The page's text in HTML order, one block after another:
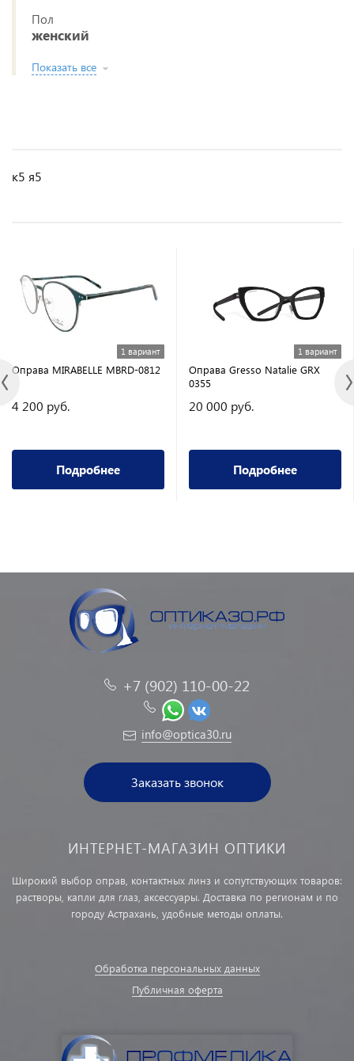
Пол
женский
Показать все
к5 я5
1 вариант
Оправа MIRABELLE MBRD-0812
4 200 руб.
Подробнее
1 вариант
Оправа Gresso Natalie GRX
0355
20 000 руб.
Подробнее
+7 (902) 110-00-22
info@optica30.ru
Заказать звонок
ИНТЕРНЕТ-МАГАЗИН ОПТИКИ
Широкий выбор оправ, контактных линз и сопутствующих товаров:
растворы, капли для глаз, аксессуары. Доставка по регионам и по
городу Астрахань, удобные методы оплаты.
Обработка персональных данных
Публичная оферта